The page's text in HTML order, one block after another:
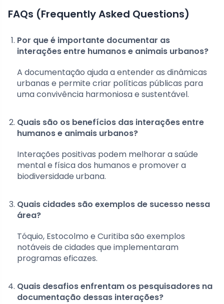
FAQs (Frequently Asked Questions)
Por que é importante documentar as
interações entre humanos e animais urbanos?
A documentação ajuda a entender as dinâmicas
urbanas e permite criar políticas públicas para
uma convivência harmoniosa e sustentável.
Quais são os benefícios das interações entre
humanos e animais urbanos?
Interações positivas podem melhorar a saúde
mental e física dos humanos e promover a
biodiversidade urbana.
Quais cidades são exemplos de sucesso nessa
área?
Tóquio, Estocolmo e Curitiba são exemplos
notáveis de cidades que implementaram
programas eficazes.
Quais desafios enfrentam os pesquisadores na
documentação dessas interações?